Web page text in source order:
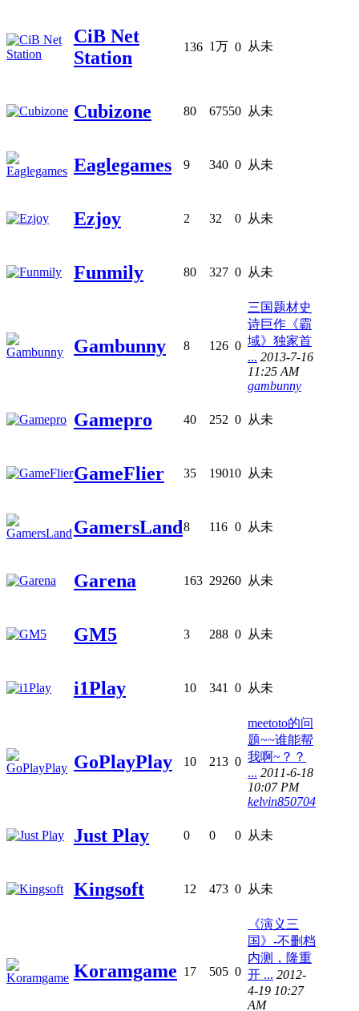
CiB Net
Station
136 1万 0 从未
Cubizone 80 67550 从未
Eaglegames 9 340 0 从未
Ezjoy 2 32 0 从未
Funmily 80 327 0 从未
Gambunny 8 126 0
三国题材史
诗巨作《霸
域》独家首
... 2013-7-16
11:25 AM
gambunny
Gamepro 40 252 0 从未
GameFlier 35 19010 从未
GamersLand 8 116 0 从未
Garena 163 29260 从未
GM5 3 288 0 从未
i1Play 10 341 0 从未
GoPlayPlay 10 213 0
meetoto的问
题~~谁能帮
我啊~？？
... 2011-6-18
10:07 PM
kelvin850704
Just Play 0 0 0 从未
Kingsoft 12 473 0 从未
Koramgame 17 505 0
《演义三
国》-不删档
内测，隆重
开 ... 2012-
4-19 10:27
AM